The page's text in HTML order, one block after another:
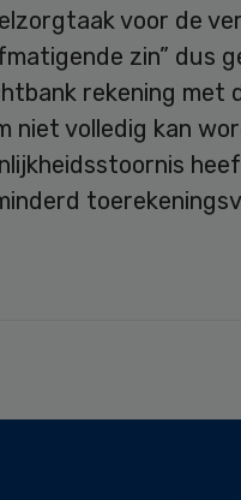
voor de
zin” dus
rekening met
niet volledig kan